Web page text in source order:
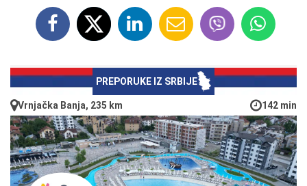
PREPORUKE IZ SRBIJE
Vrnjačka Banja, 235 km 142 min